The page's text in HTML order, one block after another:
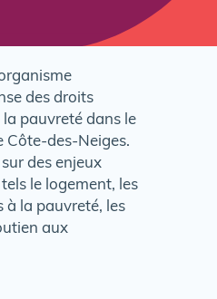
des droits
pauvreté dans le
Côte-des-Neiges.
des enjeux
le logement, les
à la pauvreté, les
aux